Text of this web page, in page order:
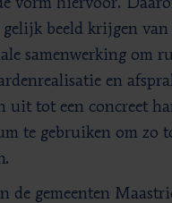
vorm hiervoor.
beeld krijgen
samenwerking om
en
tot een concreet
te gebruiken om zo
de gemeenten